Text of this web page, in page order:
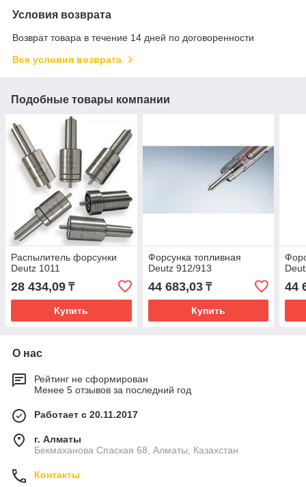
Условия возврата
Возврат товара в течение 14 дней по договоренности
Все условия возврата
Подобные товары компании
Распылитель форсунки
Deutz 1011
28 434,09 ₸
Купить
Форсунка топливная
Deutz 912/913
44 683,03₸
Купить
44
О нас
Рейтинг не сформирован
Менее 5 отзывов за последний год
Работает с 20.11.2017
г. Алматы
Бекмаханова Спаская 68, Алматы, Казахстан
Контакты